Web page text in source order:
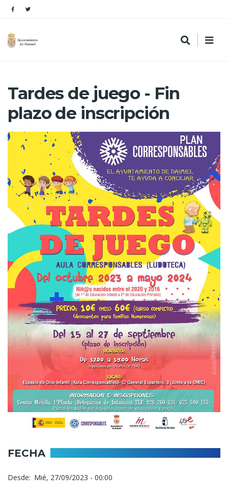
Tardes de juego - Fin
plazo de inscripción
FECHA
Desde Mié, 27/09/2023 - 00:00